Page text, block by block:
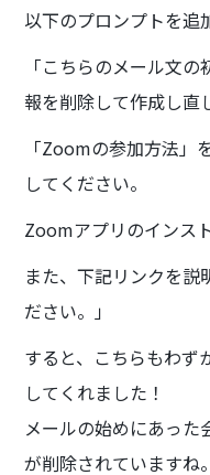
以下のプロンプトを追
「こちらのメール文
報を削除して作成し直
「Zoomの参加方法」
してください。
Zoomアプリのインス
また、下記リンクを説
ださい。」
すると、こちらもわず
してくれました！
メールの始めにあった
が削除されていますね。